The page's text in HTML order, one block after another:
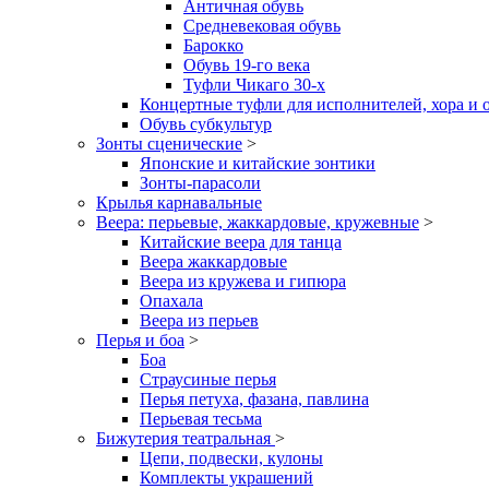
Античная обувь
Средневековая обувь
Барокко
Обувь 19-го века
Туфли Чикаго 30-х
Концертные туфли для исполнителей, хора и
Обувь субкультур
Зонты сценические >
Японские и китайские зонтики
Зонты-парасоли
Крылья карнавальные
Веера: перьевые, жаккардовые, кружевные >
Китайские веера для танца
Веера жаккардовые
Веера из кружева и гипюра
Опахала
Веера из перьев
Перья и боа >
Боа
Страусиные перья
Перья петуха, фазана, павлина
Перьевая тесьма
Бижутерия театральная >
Цепи, подвески, кулоны
Комплекты украшений